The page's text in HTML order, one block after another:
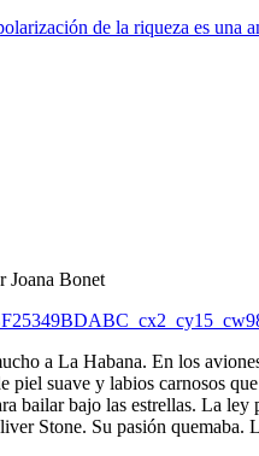
de la riqueza es una
Joana Bonet
a La Habana. En los
piel suave y labios carnosos
bailar bajo las estrellas. La
Stone. Su pasión quemaba.